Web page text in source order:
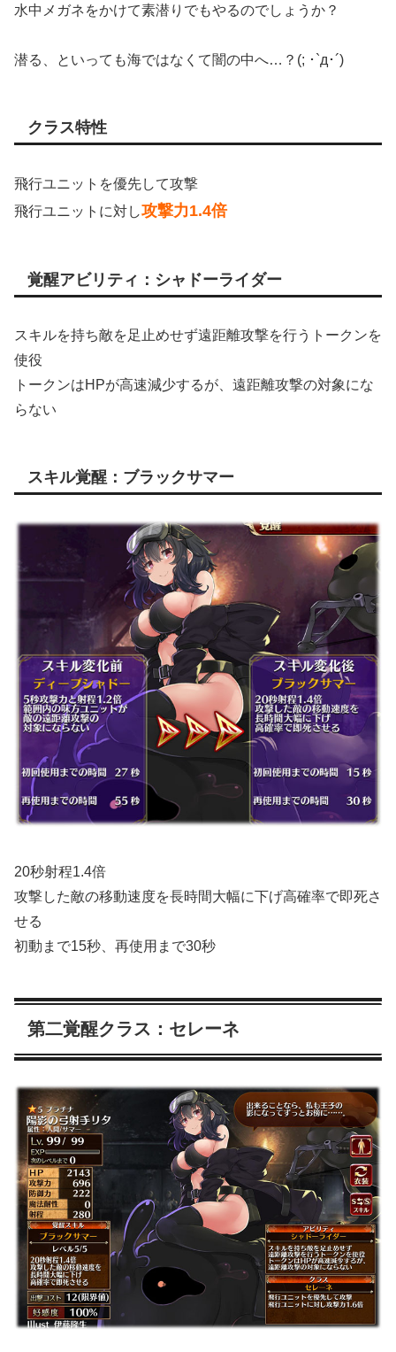
水中メガネをかけて素潜りでもやるのでしょうか？
潜る、といっても海ではなくて闇の中へ…？(; ･`д･´)
クラス特性
飛行ユニットを優先して攻撃
飛行ユニットに対し攻撃力1.4倍
覚醒アビリティ：シャドーライダー
スキルを持ち敵を足止めせず遠距離攻撃を行うトークンを
使役
トークンはHPが高速減少するが、遠距離攻撃の対象にな
らない
スキル覚醒：ブラックサマー
20秒射程1.4倍
攻撃した敵の移動速度を長時間大幅に下げ高確率で即死さ
せる
初動まで15秒、再使用まで30秒
第二覚醒クラス：セレーネ